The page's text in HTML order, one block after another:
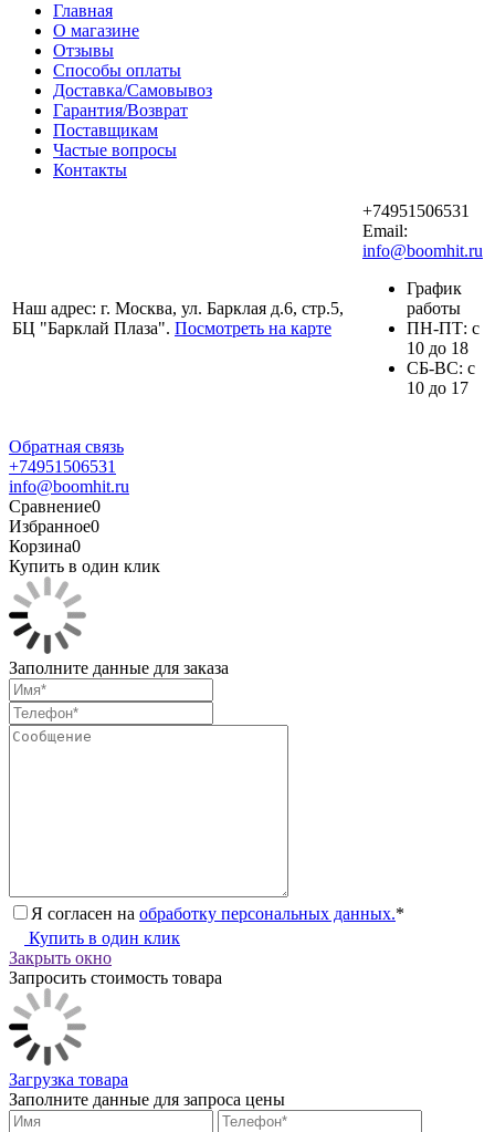
Главная
О магазине
Отзывы
Способы оплаты
Доставка/Самовывоз
Гарантия/Возврат
Поставщикам
Частые вопросы
Контакты
Наш адрес: г. Москва, ул. Барклая д.6, стр.5,
БЦ "Барклай Плаза". Посмотреть на карте
+74951506531
Email:
info@boomhit.ru
График
работы
ПH-ПТ: с
10 до 18
СБ-ВС: с
10 до 17
Обратная связь
+74951506531
info@boomhit.ru
Сравнение0
Избранное0
Корзина0
Купить в один клик
Заполните данные для заказа
Я согласен на обработку персональных данных.*
Купить в один клик
Закрыть окно
Запросить стоимость товара
Загрузка товара
Заполните данные для запроса цены